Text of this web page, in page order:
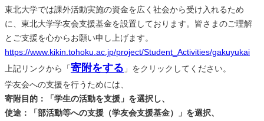
東北大学では課外活動実施の資金を広く社会から受け入れるため
に、東北大学学友会支援基金を設置しております。皆さまのご理解
とご支援を心からお願い申し上げます。
https://www.kikin.tohoku.ac.jp/project/Student_Activities/gakuyukai
上記リンクから「寄附をする 」をクリックしてください。
学友会への支援を行うためには、
寄附目的：「学生の活動を支援」を選択し、
使途：「部活動等への支援（学友会支援基金）」を選択、